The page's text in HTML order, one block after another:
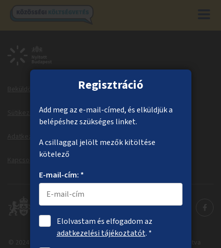
Regisztráció
Add meg az e-mail-címed, és elküldjük a
belépéshez szükséges linket.
A csillaggal jelölt mezők kitöltése
kötelező
E-mail-cím: *
Elolvastam és elfogadom az
adatkezelési tájékoztatót. *
Megvalósuló ötletek
Sütikezelés Sütitájékoztató
Dokumentumok